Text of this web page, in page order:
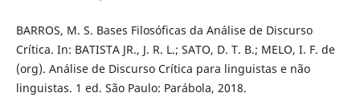
BARROS, M. S. Bases Filosóficas da Análise de Discurso
Crítica. In: BATISTA JR., J. R. L.; SATO, D. T. B.; MELO, I. F. de
(org). Análise de Discurso Crítica para linguistas e não
linguistas. 1 ed. São Paulo: Parábola, 2018.